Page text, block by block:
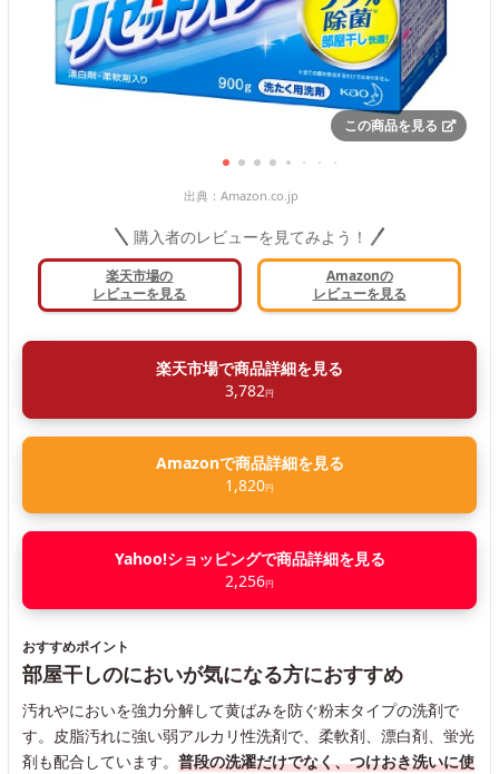
この商品を見る
出典： Amazon.co.jp
購入者のレビューを見てみよう！
楽天市場の
レビューを見る
Amazonの
レビューを見る
楽天市場で商品詳細を見る
3,782円
Amazonで商品詳細を見る
1,820円
Yahoo!ショッピングで商品詳細を見る
2,256円
おすすめポイント
部屋干しのにおいが気になる方におすすめ
汚れやにおいを強力分解して黄ばみを防ぐ粉末タイプの洗剤で
す。皮脂汚れに強い弱アルカリ性洗剤で、柔軟剤、漂白剤、蛍光
剤も配合しています。 普段の洗濯だけでなく、つけおき洗いに使